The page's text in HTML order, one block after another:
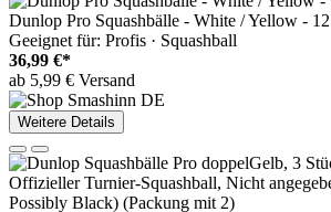
Dunlop Pro Squashbälle - White / Yellow -
Geeignet für: Profis · Squashball
36,99 €*
ab 5,99 € Versand
Weitere Details